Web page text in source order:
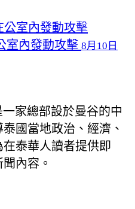
室內發動攻擊 8月10日
家總部設於曼谷的中
國當地政治、經濟、
泰華人讀者提供即
內容。